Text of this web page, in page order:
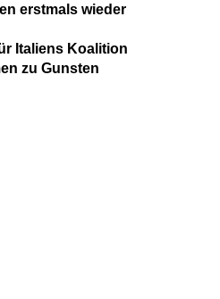
erstmals wieder
Italiens Koalition
zu Gunsten